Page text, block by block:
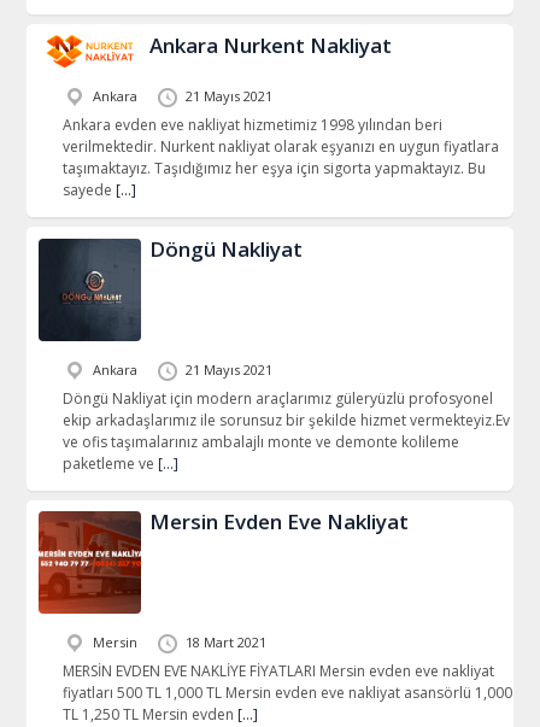
Ankara Nurkent Nakliyat
Ankara 21 Mayıs 2021
Ankara evden eve nakliyat hizmetimiz 1998 yılından beri
verilmektedir. Nurkent nakliyat olarak eşyanızı en uygun fiyatlara
taşımaktayız. Taşıdığımız her eşya için sigorta yapmaktayız. Bu
sayede […]
Döngü Nakliyat
Ankara 21 Mayıs 2021
Döngü Nakliyat için modern araçlarımız güleryüzlü profosyonel
ekip arkadaşlarımız ile sorunsuz bir şekilde hizmet vermekteyiz.Ev
ve ofis taşımalarınız ambalajlı monte ve demonte kolileme
paketleme ve […]
Mersin Evden Eve Nakliyat
Mersin 18 Mart 2021
MERSİN EVDEN EVE NAKLİYE FİYATLARI Mersin evden eve nakliyat
fiyatları 500 TL 1,000 TL Mersin evden eve nakliyat asansörlü 1,000
TL 1,250 TL Mersin evden […]